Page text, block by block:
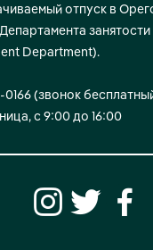
отпуск в
Department).
(звонок
с 9:00 до 16:00